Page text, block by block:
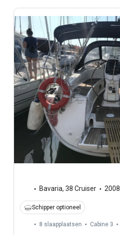
Bavaria, 38 Cruiser 2008
Schipper optioneel
8 slaapplaatsen Cabine 3